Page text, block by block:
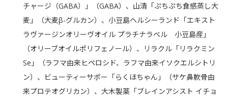
チャージ（GABA）」（GABA）、山清「ぷちぷち食感蒸し大
麦」（大麦β-グルカン）、小豆島ヘルシーランド「エキスト
ラヴァージンオリーヴオイル プラチナラベル 小豆島産」
（オリーブオイルポリフェノール）、リラクル「リラクミン
Se」（ラフマ由来ヒペロシド、ラフマ由来イソクエルシトリ
ン）、ビューティーサポー「らくほちゃん」（サケ鼻軟骨由
来プロテオグリカン）、大木製薬「ブレインアシスト イチョ